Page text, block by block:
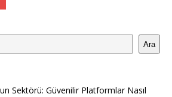
Ara
Sektörü: Güvenilir Platformlar Nasıl